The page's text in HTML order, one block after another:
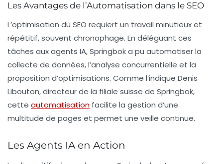
Les Avantages de l’Automatisation dans le SEO
L’optimisation du SEO requiert un travail minutieux et
répétitif, souvent chronophage. En déléguant ces
tâches aux agents IA, Springbok a pu automatiser la
collecte de données, l’analyse concurrentielle et la
proposition d’optimisations. Comme l’indique Denis
Libouton, directeur de la filiale suisse de Springbok,
cette automatisation facilite la gestion d’une
multitude de pages et permet une veille continue.
Les Agents IA en Action